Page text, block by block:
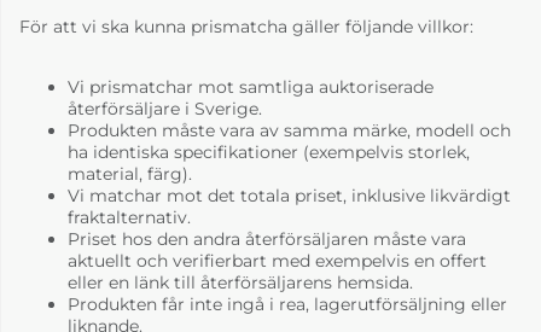
För att vi ska kunna prismatcha gäller följande villkor:
Vi prismatchar mot samtliga auktoriserade
återförsäljare i Sverige.
Produkten måste vara av samma märke, modell och
ha identiska specifikationer (exempelvis storlek,
material, färg).
Vi matchar mot det totala priset, inklusive likvärdigt
fraktalternativ.
Priset hos den andra återförsäljaren måste vara
aktuellt och verifierbart med exempelvis en offert
eller en länk till återförsäljarens hemsida.
Produkten får inte ingå i rea, lagerutförsäljning eller
liknande.